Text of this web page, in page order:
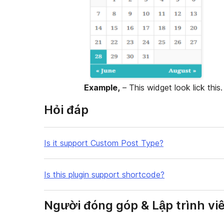
Example, – This widget look lick this.
Hỏi đáp
Is it support Custom Post Type?
Is this plugin support shortcode?
Người đóng góp & Lập trình